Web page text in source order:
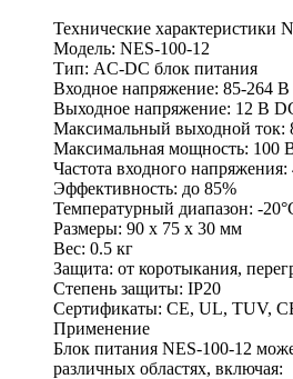
Технические характеристики
Модель: NES-100-12
Тип: AC-DC блок питания
Входное напряжение: 85-264
Выходное напряжение: 12 В
Максимальный выходной ток:
Максимальная мощность: 100
Частота входного
Эффективность: до 85%
Температурный диапазон: -
Размеры: 90 x 75 x 30 мм
Вес: 0.5 кг
Защита: от коротыкания,
Степень защиты: IP20
Сертификаты: CE, UL, TUV,
Применение
Блок питания NES-100-12
различных областях, включая: